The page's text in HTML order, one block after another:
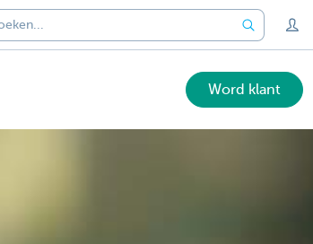
Word klant